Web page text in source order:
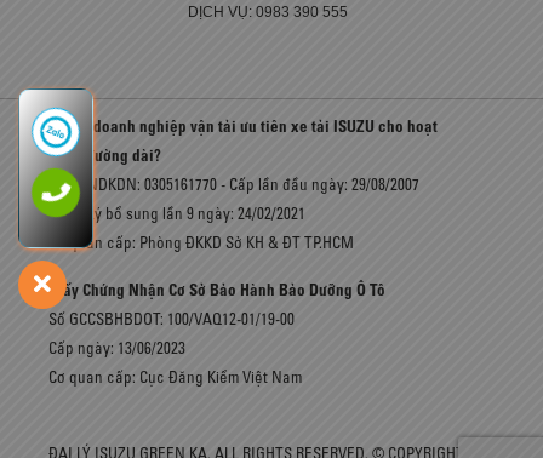
DỊCH VỤ: 0983 390 555
Vì sao doanh nghiệp vận tải ưu tiên xe tải ISUZU cho hoạt
động đường dài?
Số GCNDKDN: 0305161770 - Cấp lần đầu ngày: 29/08/2007
Đăng ký bổ sung lần 9 ngày: 24/02/2021
Cơ quan cấp: Phòng ĐKKD Sở KH & ĐT TP.HCM
Giấy Chứng Nhận Cơ Sở Bảo Hành Bảo Dưỡng Ô Tô
Số GCCSBHBDOT: 100/VAQ12-01/19-00
Cấp ngày: 13/06/2023
Cơ quan cấp: Cục Đăng Kiểm Việt Nam
ĐẠI LÝ ISUZU GREEN KA. ALL RIGHTS RESERVED. © COPYRIGHT